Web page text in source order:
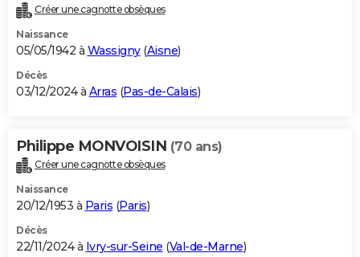
Créer une cagnotte obsèques
Naissance
05/05/1942 à Wassigny(Aisne)
Décès
03/12/2024 à Arras (Pas-de-Calais)
Philippe MONVOISIN (70 ans)
Créer une cagnotte obsèques
Naissance
20/12/1953 à Paris (Paris)
Décès
22/11/2024 à Ivry-sur-Seine (Val-de-Marne)